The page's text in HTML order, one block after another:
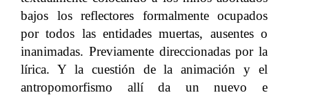
bajos los reflectores formalmente ocupados
por todos las entidades muertas, ausentes o
inanimadas. Previamente direccionadas por la
lírica. Y la cuestión de la animación y el
antropomorfismo allí da un nuevo e